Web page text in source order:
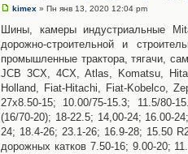
kimex » Пн янв 13, 2020 12:04 pm
Шины, камеры индустриальные
дорожно-строительной и
промышленные трактора, тягачи,
JCB 3CX, 4CX, Atlas, Komatsu,
Holland, Fiat-Hitachi, Fiat-Kobelco,
27х8.50-15; 10.00/75-15.3; 11.5/80-
(16/70-20); 18-22.5; 14,00-24; 16.00-
24; 18.4-26; 23.1-26; 16.9-28; 15.50
дорожных катков 7.50-16; 9.00-20;